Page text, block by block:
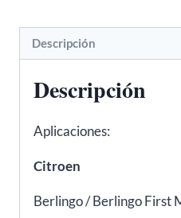
307
80257
Descripción
Descripción
Aplicaciones:
Citroen
Berlingo / Berlingo First